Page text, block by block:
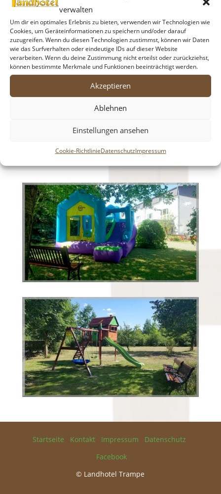
verwalten
Um dir ein optimales Erlebnis zu bieten, verwenden wir Technologien wie
Cookies, um Geräteinformationen zu speichern und/oder darauf
zuzugreifen. Wenn du diesen Technologien zustimmst, können wir Daten
wie das Surfverhalten oder eindeutige IDs auf dieser Website
verarbeiten. Wenn du deine Zustimmung nicht erteilst oder zurückziehst,
können bestimmte Merkmale und Funktionen beeinträchtigt werden.
Akzeptieren
Ablehnen
Einstellungen ansehen
Cookie-RichtlinieDatenschutzImpressum
Startseite Kontakt Impressum
Datenschutz
Facebook
© Landhotel Trampe